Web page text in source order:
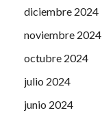
diciembre 2024
noviembre 2024
octubre 2024
julio 2024
junio 2024